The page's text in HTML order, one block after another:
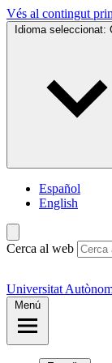
Vés al contingut
Idioma seleccionat:
Español
English
Cerca al web
Universitat
Menú